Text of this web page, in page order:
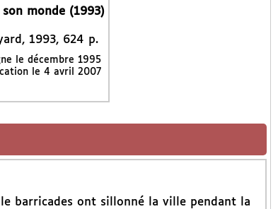
son monde (1993)
1993, 624 p.
le décembre 1995
le 4 avril 2007
barricades ont sillonné la ville pendant la